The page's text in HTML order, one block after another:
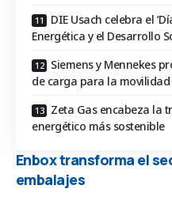
DIE Usach celebra el
Energética y el Desarrollo
Siemens y Mennekes
de carga para la movilidad
Zeta Gas encabeza la
energético más sostenible
Enbox transforma el
embalajes